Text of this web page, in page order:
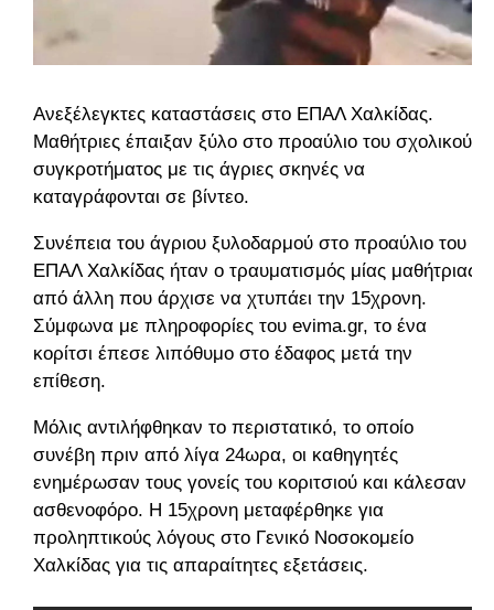
Ανεξέλεγκτες καταστάσεις στο ΕΠΑΛ Χαλκίδας.
Μαθήτριες έπαιξαν ξύλο στο προαύλιο του σχολικού
συγκροτήματος με τις άγριες σκηνές να
καταγράφονται σε βίντεο.
Συνέπεια του άγριου ξυλοδαρμού στο προαύλιο του
ΕΠΑΛ Χαλκίδας ήταν ο τραυματισμός μίας μαθήτριας
από άλλη που άρχισε να χτυπάει την 15χρονη.
Σύμφωνα με πληροφορίες του evima.gr, το ένα
κορίτσι έπεσε λιπόθυμο στο έδαφος μετά την
επίθεση.
Μόλις αντιλήφθηκαν το περιστατικό, το οποίο
συνέβη πριν από λίγα 24ωρα, οι καθηγητές
ενημέρωσαν τους γονείς του κοριτσιού και κάλεσαν
ασθενοφόρο. Η 15χρονη μεταφέρθηκε για
προληπτικούς λόγους στο Γενικό Νοσοκομείο
Χαλκίδας για τις απαραίτητες εξετάσεις.